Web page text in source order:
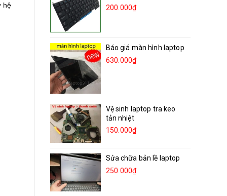
hệ
200.000₫
Báo giá màn hình laptop
630.000₫
Vệ sinh laptop tra keo
tản nhiệt
150.000₫
Sửa chữa bản lề laptop
250.000₫